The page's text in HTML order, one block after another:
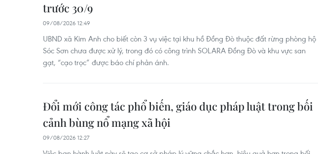
trước 30/9
09/08/2026 12:49
UBND xã Kim Anh cho biết còn 3 vụ việc tại khu hồ Đồng Đò thuộc đất rừng phòng hộ
Sóc Sơn chưa được xử lý, trong đó có công trình SOLARA Đồng Đò và khu vực san
gạt, “cạo trọc” được báo chí phản ánh.
Đổi mới công tác phổ biến, giáo dục pháp luật trong bối
cảnh bùng nổ mạng xã hội
09/08/2026 12:27